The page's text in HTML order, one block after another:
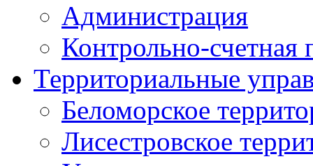
Администрация
Контрольно-счетная
Территориальные
Беломорское
Лисестровское